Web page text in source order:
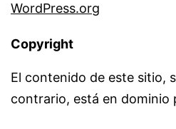
WordPress.org
Copyright
El contenido de este sitio,
contrario, está en dominio